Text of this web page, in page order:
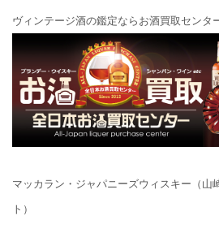
ヴィンテージ酒の鑑定ならお酒買取センタ
マッカラン・ジャパニーズウィスキー（山
ト）